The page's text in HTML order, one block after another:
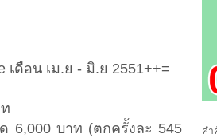
ดือน เม.ย - มิ.ย 2551++=
6,000 บาท (ตกครั้งละ 545
คำ